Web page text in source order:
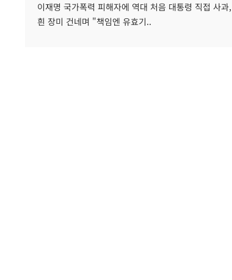
이재명 국가폭력 피해자에 역대 처음 대통령 직접 사과,
흰 장미 건네며 "책임엔 유효기..